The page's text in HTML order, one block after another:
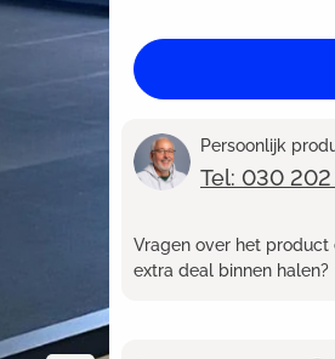
Persoonlijk
Tel: 030
Vragen over het product
extra deal binnen halen?